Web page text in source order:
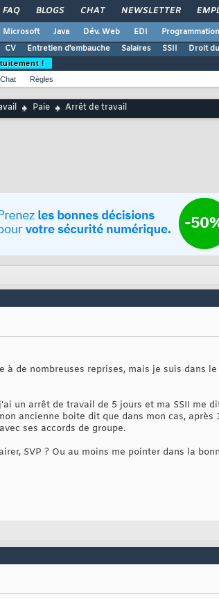
FAQ BLOGS CHAT NEWSLETTER
Microsoft Java Dév. Web EDI Programmation
CV Entretien d'embauche Salaires SSII Droit
!
Chat Règles
Paie Arrêt de travail
à de nombreuses reprises, mais je suis dans
un arrêt de travail de 5 jours et ma SSII me
ancienne boite dit que dans mon cas,
ses accords de groupe.
SVP ? Ou au moins me pointer dans la